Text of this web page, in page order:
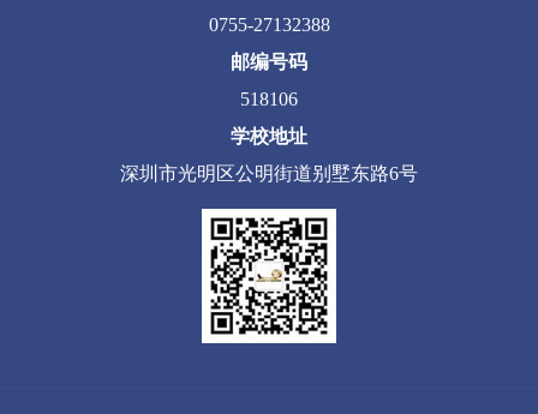
0755-27132388
邮编号码
518106
学校地址
深圳市光明区公明街道别墅东路6号